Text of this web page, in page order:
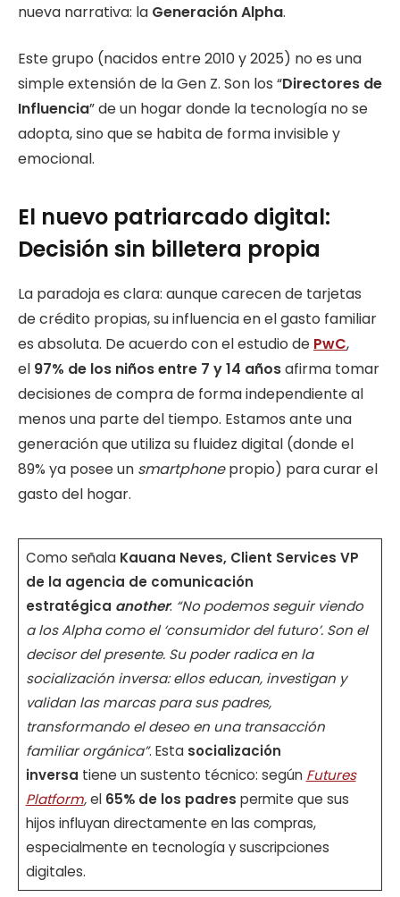
nueva narrativa: la Generación Alpha.
Este grupo (nacidos entre 2010 y 2025) no es una
simple extensión de la Gen Z. Son los “Directores de
Influencia” de un hogar donde la tecnología no se
adopta, sino que se habita de forma invisible y
emocional.
El nuevo patriarcado digital:
Decisión sin billetera propia
La paradoja es clara: aunque carecen de tarjetas
de crédito propias, su influencia en el gasto familiar
es absoluta. De acuerdo con el estudio de PwC,
el 97% de los niños entre 7 y 14 añosafirma tomar
decisiones de compra de forma independiente al
menos una parte del tiempo. Estamos ante una
generación que utiliza su fluidez digital (donde el
89% ya posee un smartphonepropio) para curar el
gasto del hogar.
Como señala Kauana Neves, Client Services VP
de la agencia de comunicación
estratégica another: “No podemos seguir viendo
a los Alpha como el ‘consumidor del futuro’. Son el
decisor del presente. Su poder radica en la
socialización inversa: ellos educan, investigan y
validan las marcas para sus padres,
transformando el deseo en una transacción
familiar orgánica”. Esta socialización
inversa tiene un sustento técnico: según Futures
Platform,el 65% de los padres permite que sus
hijos influyan directamente en las compras,
especialmente en tecnología y suscripciones
digitales.